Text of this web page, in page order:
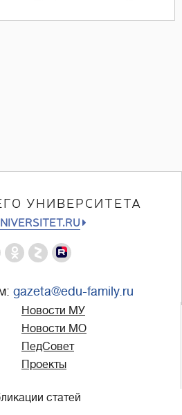
УНИВЕРСИТЕТА
gazeta@edu-family.ru
Новости МУ
Новости МО
ПедСовет
Проекты
статей